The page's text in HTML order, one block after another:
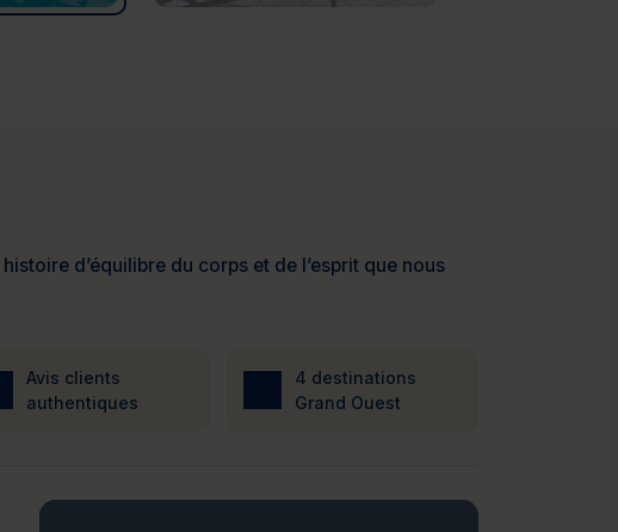
d’équilibre du corps et de l’esprit que nous
Avis clients
authentiques
4 destinations
Grand Ouest